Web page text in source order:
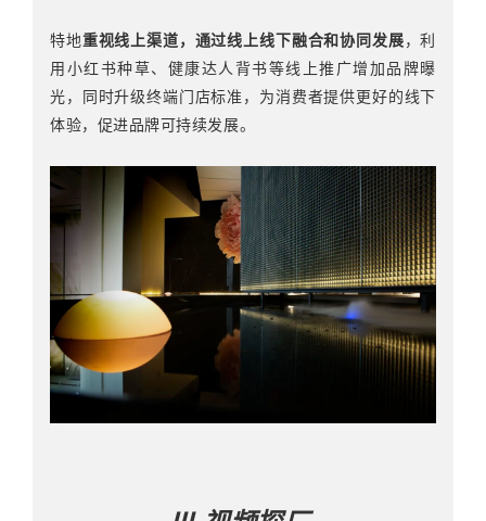
特地重视线上渠道，通过线上线下融合和协同发展，利
用小红书种草、健康达人背书等线上推广增加品牌曝
光，同时升级终端门店标准，为消费者提供更好的线下
体验，促进品牌可持续发展。